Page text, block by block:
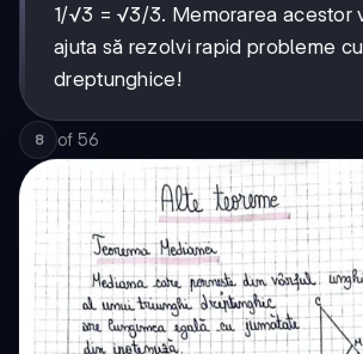
1/√3 = √3/3. Memorarea acestor
ajuta să rezolvi rapid probleme
dreptunghice!
8 of 56